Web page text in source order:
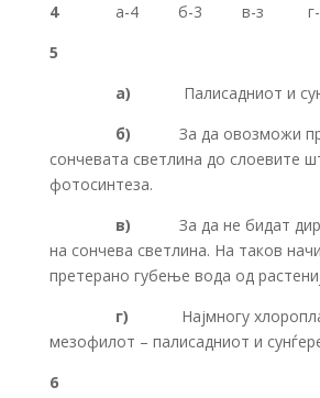
4
а-4 б-3 в-з г-
5
а) Палисадниот и
б) За да овозможи
сончевата светлина до слоевите
фотосинтеза.
в) За да не бидат
на сончева светлина. На таков
претерано губење вода од
г) Најмногу
мезофилот – палисадниот и
6